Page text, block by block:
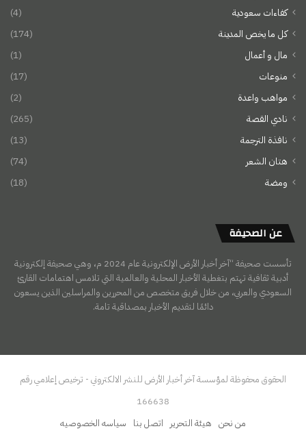
كفاءات سعودية
(4)
كل ما يخص المدينة
(174)
مال و أعمال
(1)
منوعات
(17)
مواهب واعدة
(2)
نادي القصة
(265)
نافذة الترجمة
(13)
هتان الشعر
(74)
ومضة
(18)
عن الصحيفة
تأسست صحيفة “آخر أخبار الأرض الإلكترونية عام 2024 م، وهي صحيفة إلكترونية
أدبية ثقافية تهتم بتغطية الأخبار المحلية والعالمية التي تلامس اهتمامات القارئ
السعودي والعربي، من خلال فريق متخصص من المحررين والمراسلين الذين يسعون
دائمًا لتقديم الأخبار بمصداقية تامة.
الحقوق محفوظة لمؤسسة آخر أخبار الأرض للنشر الالكتروني - ترخيص إعلامي رقم
166638
من نحن هيئة التحرير اتصل بنا سياسه الخصوصيه